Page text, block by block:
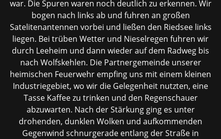
war. Die Spuren waren noch deutlich zu erkennen. Wir
bogen nach links ab und fuhren an großen
Satelitenantennen vorbei und ließen den Riedsee links
liegen. Bei trüben Wetter und Nieselregen fuhren wir
durch Leeheim und dann wieder auf dem Radweg bis
nach Wolfskehlen. Die Partnergemeinde unserer
heimischen Feuerwehr empfing uns mit einem kleinen
Industriegebiet, wo wir die Gelegenheit nutzten, eine
Tasse Kaffee zu trinken und den Regenschauer
abzuwarten. Nach der Stärkung ging es unter
drohenden, dunklen Wolken und aufkommenden
Gegenwind schnurgerade entlang der Straße in